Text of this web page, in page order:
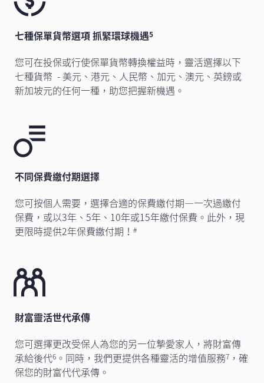
七種保單貨幣選項 抓緊環球機遇5
您可在投保或行使保單貨幣轉換權益時，靈活選擇以下
七種貨幣 - 美元、港元、人民幣、加元、澳元、英鎊或
新加坡元的任何一種，助您把握新機遇。
不同保費繳付期選擇
您可按個人需要，選擇合適的保費繳付期—一次過繳付
保費，或以3年、5年、10年或15年繳付保費。此外，現
更限時提供2年保費繳付期！ #
財富靈活世代承傳
您可選擇更改受保人為您的另一位摯愛家人，將財富傳
承給後代6 。同時，我們更提供各種靈活的增值服務7 ，確
保您的財富代代承傳。